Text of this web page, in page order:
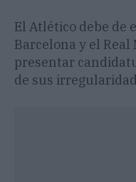
El Atlético debe de
Barcelona y el Real
presentar
de sus